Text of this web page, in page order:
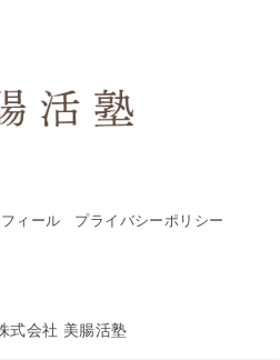
ィール プライバシーポリシー
式会社 美腸活塾